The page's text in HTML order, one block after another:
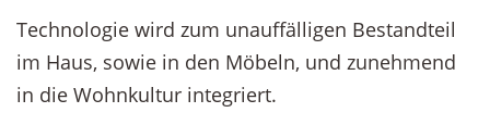
Technologie wird zum unauffälligen Bestandteil
im Haus, sowie in den Möbeln, und zunehmend
in die Wohnkultur integriert.